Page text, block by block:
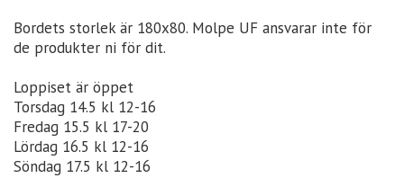
Bordets storlek är 180x80. Molpe UF ansvarar inte för
de produkter ni för dit.
Loppiset är öppet
Torsdag 14.5 kl 12-16
Fredag 15.5 kl 17-20
Lördag 16.5 kl 12-16
Söndag 17.5 kl 12-16